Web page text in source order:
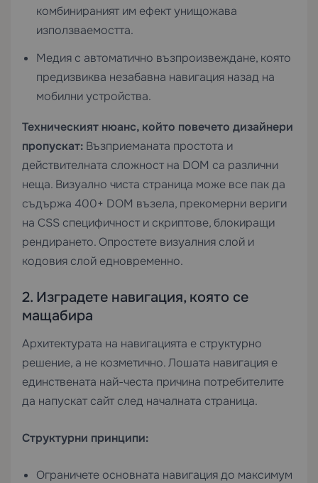
комбинираният им ефект унищожава
използваемостта.
Медия с автоматично възпроизвеждане, която
предизвиква незабавна навигация назад на
мобилни устройства.
Техническият нюанс, който повечето дизайнери
пропускат: Възприеманата простота и
действителната сложност на DOM са различни
неща. Визуално чиста страница може все пак да
съдържа 400+ DOM възела, прекомерни вериги
на CSS специфичност и скриптове, блокиращи
рендирането. Опростете визуалния слой и
кодовия слой едновременно.
2. Изградете навигация, която се
мащабира
Архитектурата на навигацията е структурно
решение, а не козметично. Лошата навигация е
единствената най-честа причина потребителите
да напускат сайт след началната страница.
Структурни принципи:
Ограничете основната навигация до максимум